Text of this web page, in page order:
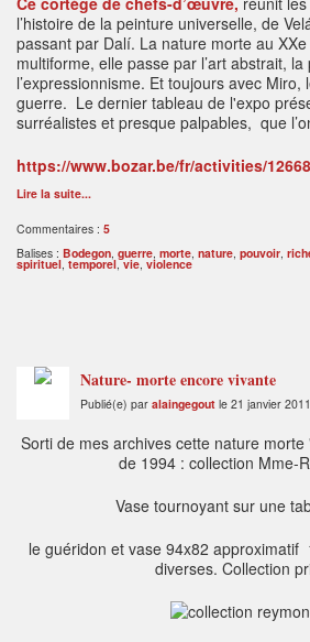
l’histoire de la peinture universelle, de
passant par Dalí. La nature morte au
multiforme, elle passe par l’art abstrait,
l’expressionnisme. Et toujours avec Miro,
guerre. Le dernier tableau de l'expo
surréalistes et presque palpables, que
https://www.bozar.be/fr/activities/
Lire la suite...
Commentaires : 5
Balises : Bodegon, guerre, morte, nature, pouvoir,
spirituel, temporel,vie, violence
Nature- morte encore vivante
Publié(e) par alaingegout le 21 janvier
Sorti de mes archives cette nature
de 1994 : collection Mme-
Vase tournoyant sur une
le guéridon et vase 94x82
diverses. Collection